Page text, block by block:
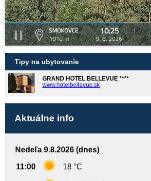
SMOKOVCE
1010 m
10:25
9. 8. 2026
Tipy na ubytovanie
GRAND HOTEL BELLEVUE ****
www.hotelbellevue.sk
Aktuálne info
Nedeľa 9.8.2026 (dnes)
11:00 18 °C